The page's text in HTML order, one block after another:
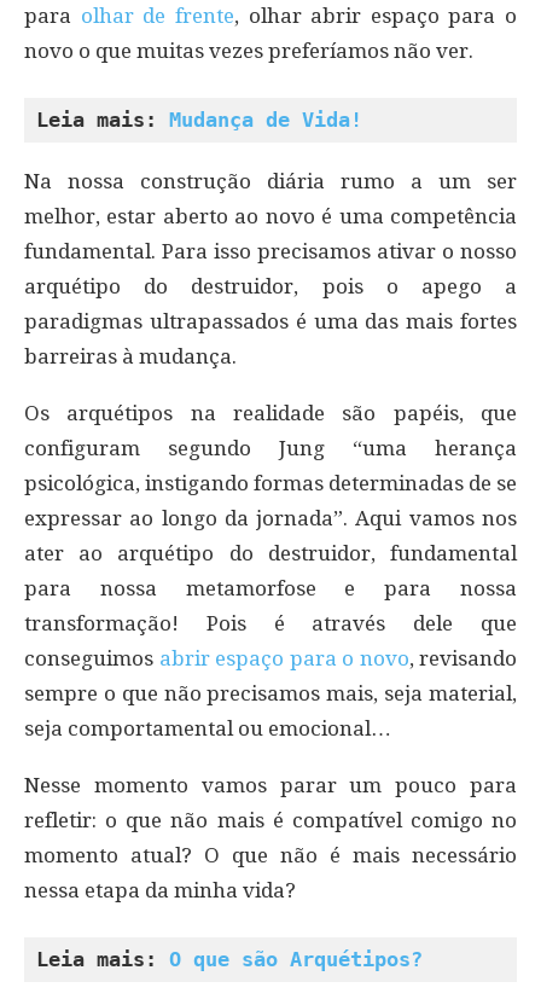
para olhar de frente, olhar abrir espaço para o
novo o que muitas vezes preferíamos não ver.
Leia mais: Mudança de Vida!
Na nossa construção diária rumo a um ser
melhor, estar aberto ao novo é uma competência
fundamental. Para isso precisamos ativar o nosso
arquétipo do destruidor, pois o apego a
paradigmas ultrapassados é uma das mais fortes
barreiras à mudança.
Os arquétipos na realidade são papéis, que
configuram segundo Jung “uma herança
psicológica, instigando formas determinadas de se
expressar ao longo da jornada”. Aqui vamos nos
ater ao arquétipo do destruidor, fundamental
para nossa metamorfose e para nossa
transformação! Pois é através dele que
conseguimos abrir espaço para o novo, revisando
sempre o que não precisamos mais, seja material,
seja comportamental ou emocional…
Nesse momento vamos parar um pouco para
refletir: o que não mais é compatível comigo no
momento atual? O que não é mais necessário
nessa etapa da minha vida?
Leia mais: O que são Arquétipos?